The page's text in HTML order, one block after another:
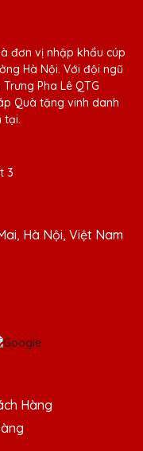
Tặng Pha Lê
nghiệp. Sẽ
Lê QTG
Pha Lê
đơn vị nhập khẩu cúp
Hà Nội. Với đội ngũ
Pha Lê QTG
Quà tặng vinh danh
tại.
Hà Nội, Việt Nam
Hàng